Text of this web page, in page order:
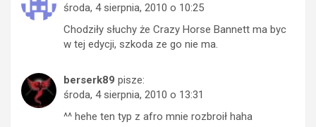
środa, 4 sierpnia, 2010 o 10:25
Chodziły słuchy że Crazy Horse Bannett ma byc
w tej edycji, szkoda ze go nie ma.
berserk89 pisze:
środa, 4 sierpnia, 2010 o 13:31
^^ hehe ten typ z afro mnie rozbroił haha